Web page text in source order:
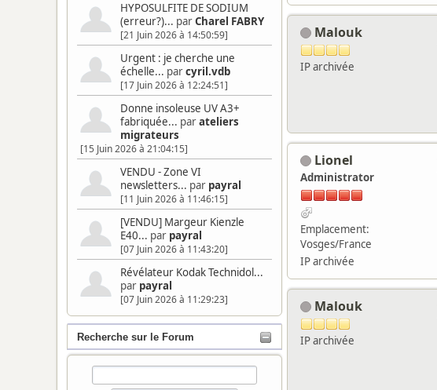
HYPOSULFITE DE SODIUM
(erreur?)... parCharel FABRY
[21 Juin 2026 à 14:50:59]
Urgent : je cherche une
échelle... parcyril.vdb
[17 Juin 2026 à 12:24:51]
Donne insoleuse UV A3+
fabriquée... parateliers
migrateurs
[15 Juin 2026 à 21:04:15]
VENDU - Zone VI
newsletters... par payral
[11 Juin 2026 à 11:46:15]
[VENDU] Margeur Kienzle
E40... par payral
[07 Juin 2026 à 11:43:20]
Révélateur Kodak Technidol...
par payral
[07 Juin 2026 à 11:29:23]
Recherche sur le Forum
Malouk
IP archivée
Lionel
Administrator
Emplacement:
Vosges/France
IP archivée
Malouk
IP archivée